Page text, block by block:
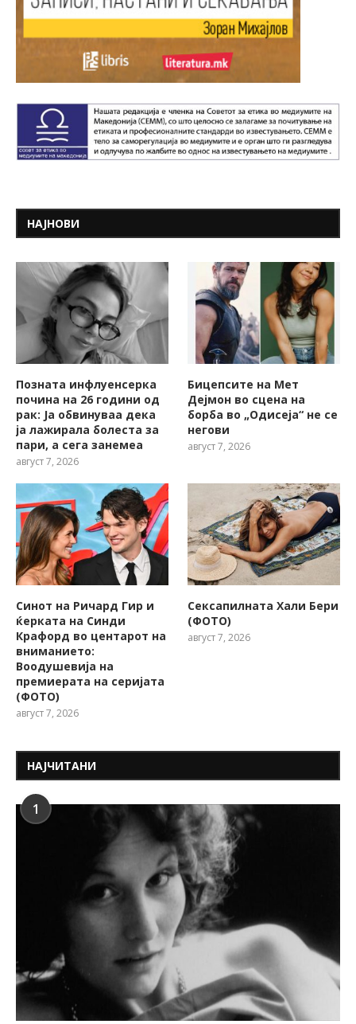
НАЈНОВИ
Позната инфлуенсерка
почина на 26 години од
рак: Ја обвинуваа дека
ја лажирала болеста за
пари, а сега занемеа
август 7, 2026
Бицепсите на Мет
Дејмон во сцена на
борба во „Одисеја“ не се
негови
август 7, 2026
Синот на Ричард Гир и
ќерката на Синди
Крафорд во центарот на
вниманието:
Воодушевија на
премиерата на серијата
(ФОТО)
август 7, 2026
Сексапилната Хали Бери
(ФОТО)
август 7, 2026
НАЈЧИТАНИ
1